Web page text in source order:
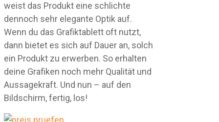
weist das Produkt eine schlichte
dennoch sehr elegante Optik auf.
Wenn du das Grafiktablett oft nutzt,
dann bietet es sich auf Dauer an, solch
ein Produkt zu erwerben. So erhalten
deine Grafiken noch mehr Qualität und
Aussagekraft. Und nun – auf den
Bildschirm, fertig, los!